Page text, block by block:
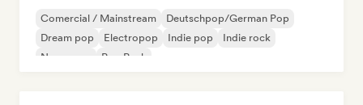
Comercial / Mainstream
Deutschpop/German Pop
Dream pop
Electropop Indie pop
Indie rock
New wave
Pop Punk